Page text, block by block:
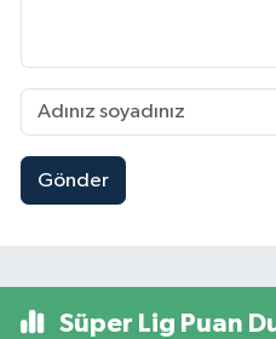
Gönder
Süper Lig Puan